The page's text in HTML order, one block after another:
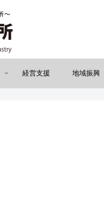
経営支援 地域振興